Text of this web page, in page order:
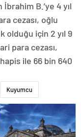
B.’ye 4 yıl
cezası, oğlu
olduğu için 2 yıl 9
para cezası,
ile 66 bin 640
Kuyumcu